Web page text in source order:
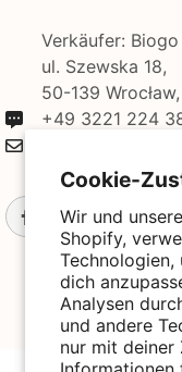
Cookie-
Wir und
Shopify,
Technologien,
dich
Analysen
und andere
nur mit deiner
Verkäufer: Biogo
ul. Szewska 18,
50-139
+49 3221 224